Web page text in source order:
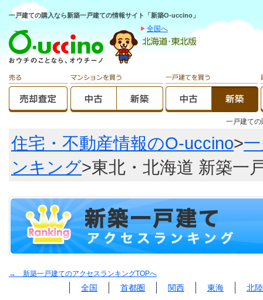
一戸建ての購入なら新築一戸建ての情報サイト「新築O-uccino」
全国へ
一戸建て
住宅・不動産情報のO-uccino>
ンキング>東北・北海道 新築一
→ 新築一戸建てのアクセスランキングTOPへ
全国 首都圏 関西 東海 北